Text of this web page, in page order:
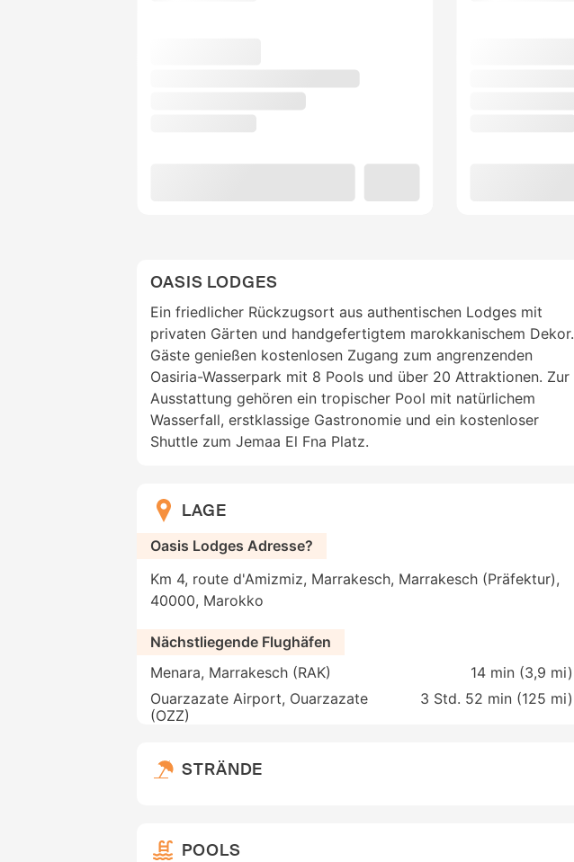
OASIS LODGES
Ein friedlicher Rückzugsort aus authentischen Lodges mit
privaten Gärten und handgefertigtem marokkanischem Dekor.
Gäste genießen kostenlosen Zugang zum angrenzenden
Oasiria-Wasserpark mit 8 Pools und über 20 Attraktionen. Zur
Ausstattung gehören ein tropischer Pool mit natürlichem
Wasserfall, erstklassige Gastronomie und ein kostenloser
Shuttle zum Jemaa El Fna Platz.
LAGE
Oasis Lodges Adresse?
Km 4, route d'Amizmiz, Marrakesch, Marrakesch (Präfektur),
40000, Marokko
Nächstliegende Flughäfen
Menara, Marrakesch (RAK)
14 min (3,9 mi)
Ouarzazate Airport, Ouarzazate
(OZZ)
3 Std. 52 min (125 mi)
STRÄNDE
POOLS